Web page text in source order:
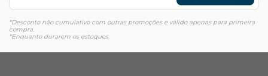
*Desconto não cumulativo com outras promoções e válido apenas para primeira
compra.
*Enquanto durarem os estoques